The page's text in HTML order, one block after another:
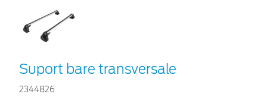
Suport bare transversale
2344826